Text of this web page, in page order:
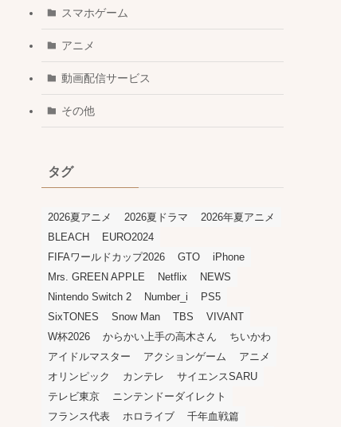
スマホゲーム
アニメ
動画配信サービス
その他
タグ
2026夏アニメ 2026夏ドラマ
2026年夏アニメ
BLEACH
EURO2024
FIFAワールドカップ2026
GTO
iPhone
Mrs. GREEN APPLE
Netflix
NEWS
Nintendo Switch 2
Number_i
PS5
SixTONES
Snow Man TBS
VIVANT
W杯2026
からかい上手の高木さん
ちいかわ
アイドルマスター
アクションゲーム
アニメ
オリンピック
カンテレ
サイエンスSARU
テレビ東京
ニンテンドーダイレクト
フランス代表
ホロライブ 千年血戦篇